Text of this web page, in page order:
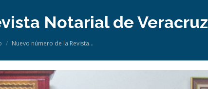
Notarial de Veracruz
Nuevo número de la Revista…